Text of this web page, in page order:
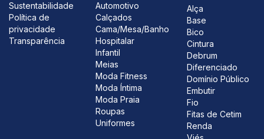
Sustentabilidade
Política de
privacidade
Transparência
Automotivo
Calçados
Cama/Mesa/Banho
Hospitalar
Infantil
Meias
Moda Fitness
Moda Íntima
Moda Praia
Roupas
Uniformes
Alça
Base
Bico
Cintura
Debrum
Diferenciado
Domínio Público
Embutir
Fio
Fitas de Cetim
Renda